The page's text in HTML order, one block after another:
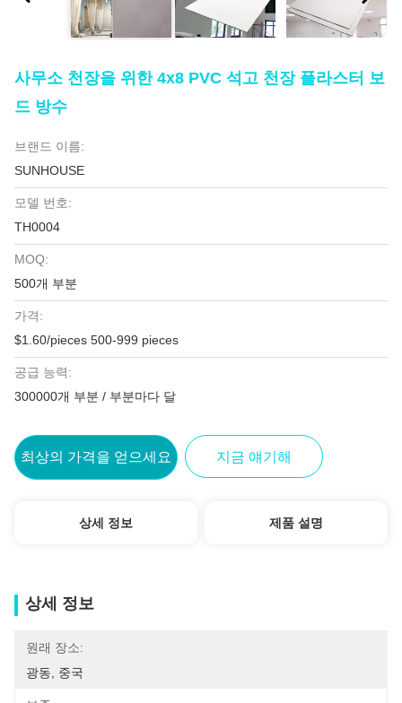
사무소 천장을 위한 4x8 PVC 석고 천장 플라스터 보
드 방수
브랜드 이름:
SUNHOUSE
모델 번호:
TH0004
MOQ:
500개 부분
가격:
$1.60/pieces 500-999 pieces
공급 능력:
300000개 부분 / 부분마다 달
최상의 가격을 얻으세요 지금 얘기해
상세 정보 제품 설명
상세 정보
원래 장소:
광동, 중국